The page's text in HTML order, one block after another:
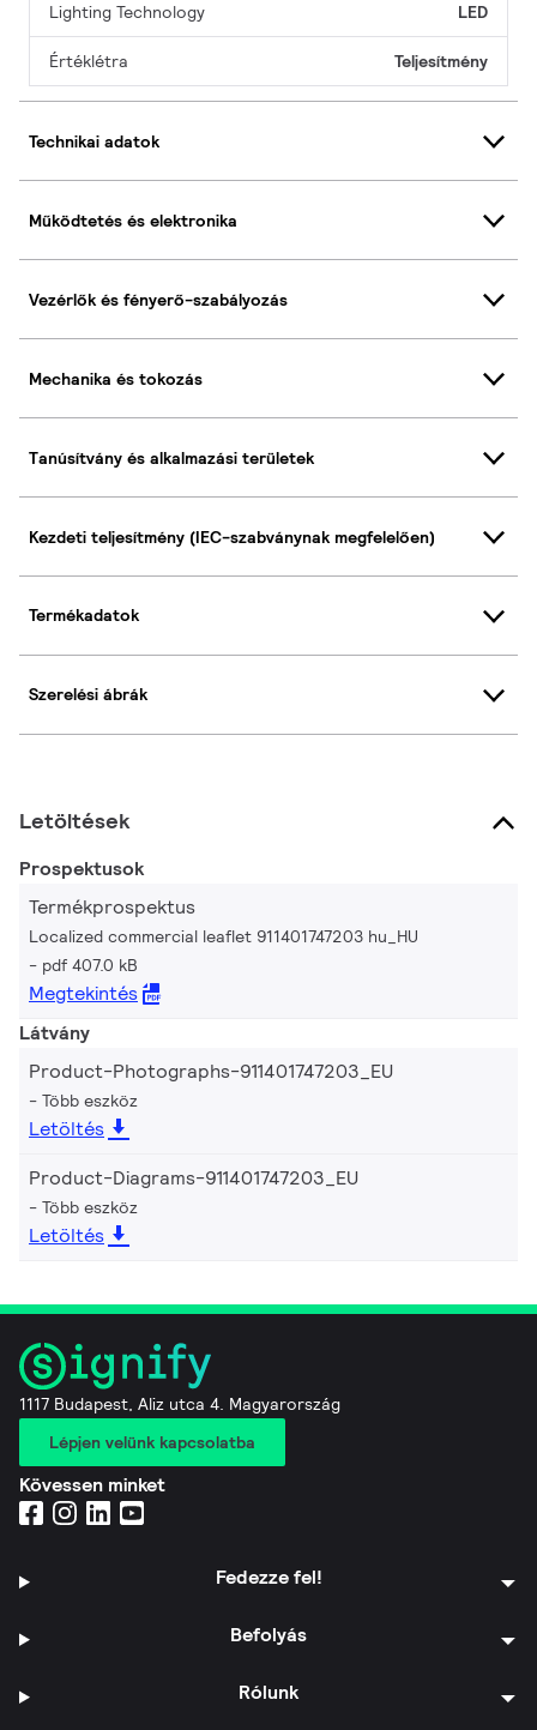
Lighting Technology LED
Értéklétra Teljesítmény
Technikai adatok
Működtetés és elektronika
Vezérlők és fényerő-szabályozás
Mechanika és tokozás
Tanúsítvány és alkalmazási területek
Kezdeti teljesítmény (IEC-szabványnak megfelelően)
Termékadatok
Szerelési ábrák
Letöltések
Prospektusok
Termékprospektus
Localized commercial leaflet 911401747203 hu_HU
pdf 407.0 kB
Megtekintés
Látvány
Product-Photographs-911401747203_EU
Több eszköz
Letöltés
Product-Diagrams-911401747203_EU
Több eszköz
Letöltés
1117 Budapest, Aliz utca 4. Magyarország
Lépjen velünk kapcsolatba
Kövessen minket
Fedezze fel!
Befolyás
Rólunk